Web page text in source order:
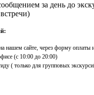
за день до
нашем сайте, через форму оплаты
(с 10:00 до 20:00)
( только для групповых